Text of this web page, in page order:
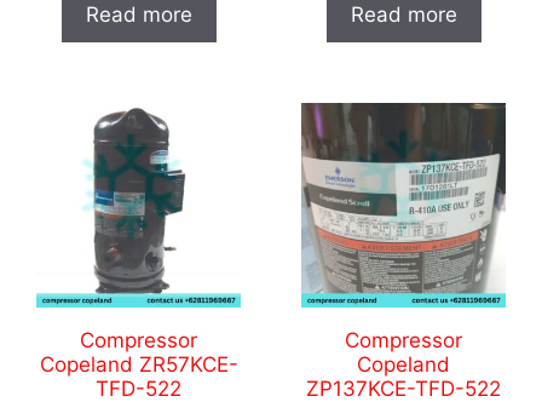
u
Read more
u
Read more
Compressor
Copeland ZR57KCE-
TFD-522
Compressor
Copeland
ZP137KCE-TFD-522